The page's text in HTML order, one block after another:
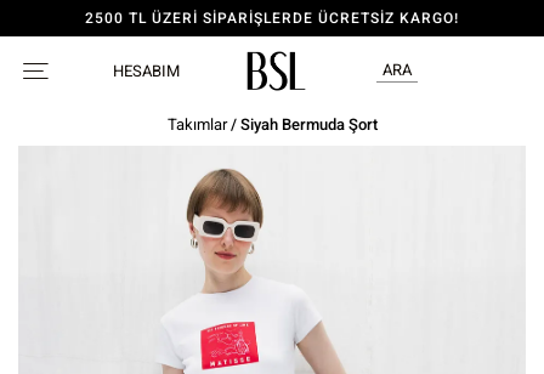
2500 TL ÜZERİ SİPARİŞLERDE ÜCRETSİZ KARGO!
HESABIM ARA
Takımlar/ Siyah Bermuda Şort